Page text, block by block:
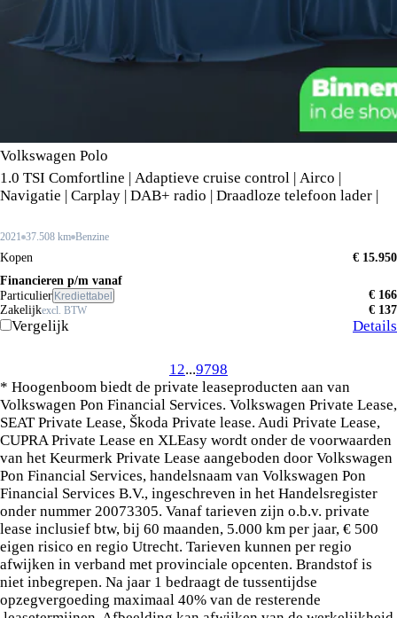
Volkswagen Polo
1.0 TSI Comfortline | Adaptieve cruise control | Airco |
Navigatie | Carplay | DAB+ radio | Draadloze telefoon lader |
2021 37.508 km Benzine
Kopen
€ 15.950
Financieren p/m vanaf
Particulier Krediettabel
€ 166
Zakelijkexcl. BTW € 137
Vergelijk Details
1 2...9798
* Hoogenboom biedt de private leaseproducten aan van
Volkswagen Pon Financial Services. Volkswagen Private Lease,
SEAT Private Lease, Škoda Private lease. Audi Private Lease,
CUPRA Private Lease en XLEasy wordt onder de voorwaarden
van het Keurmerk Private Lease aangeboden door Volkswagen
Pon Financial Services, handelsnaam van Volkswagen Pon
Financial Services B.V., ingeschreven in het Handelsregister
onder nummer 20073305. Vanaf tarieven zijn o.b.v. private
lease inclusief btw, bij 60 maanden, 5.000 km per jaar, € 500
eigen risico en regio Utrecht. Tarieven kunnen per regio
afwijken in verband met provinciale opcenten. Brandstof is
niet inbegrepen. Na jaar 1 bedraagt de tussentijdse
opzegvergoeding maximaal 40% van de resterende